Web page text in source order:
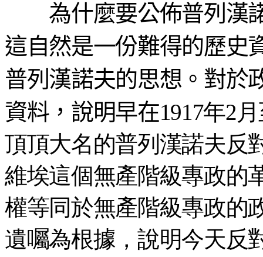
為什麼要公佈普列漢諾
這自然是一份難得的歷史
普列漢諾夫的思想。對於
資料，說明早在1917年2
頂頂大名的普列漢諾夫反
維埃這個無產階級專政的
權等同於無產階級專政的
遺囑為根據，說明今天反